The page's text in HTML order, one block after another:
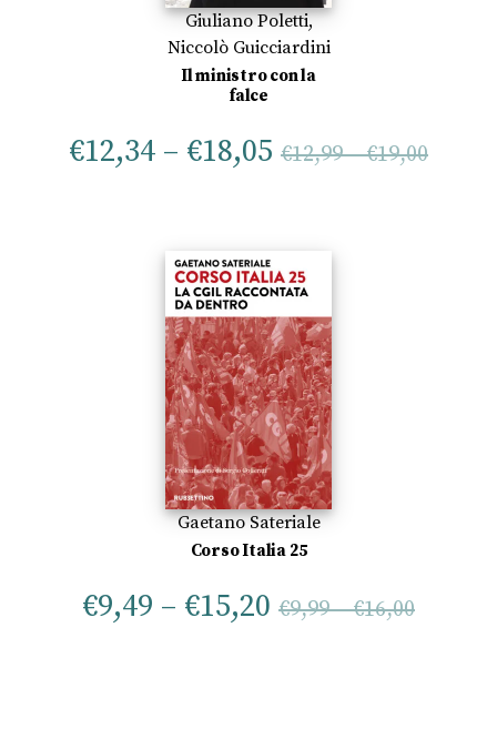
Giuliano Poletti,
Niccolò Guicciardini
Il ministro con la
falce
€12,34 – €18,05 €12,99–€19,00
Gaetano Sateriale
Corso Italia 25
€9,49 – €15,20 €9,99–€16,00